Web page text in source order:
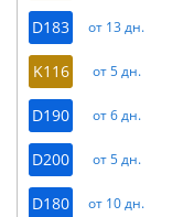
D183 от 13 дн.
K116 от 5 дн.
D190 от 6 дн.
D200 от 5 дн.
D180 от 10 дн.